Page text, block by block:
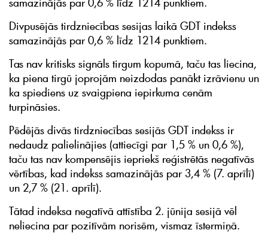
Divpusējās tirdzniecības sesijas laikā GDT indekss
samazinājās par 0,6 % līdz 1214 punktiem.
Tas nav kritisks signāls tirgum kopumā, taču tas liecina,
ka piena tirgū joprojām neizdodas panākt izrāvienu un
ka spiediens uz svaigpiena iepirkuma cenām
turpināsies.
Pēdējās divās tirdzniecības sesijās GDT indekss ir
nedaudz palielinājies (attiecīgi par 1,5 % un 0,6 %),
taču tas nav kompensējis iepriekš reģistrētās negatīvās
vērtības, kad indekss samazinājās par 3,4 % (7. aprīlī)
un 2,7 % (21. aprīlī).
Tātad indeksa negatīvā attīstība 2. jūnija sesijā vēl
neliecina par pozitīvām norisēm, vismaz īstermiņā.